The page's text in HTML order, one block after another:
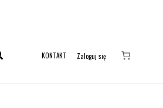
KONTAKT Zaloguj się